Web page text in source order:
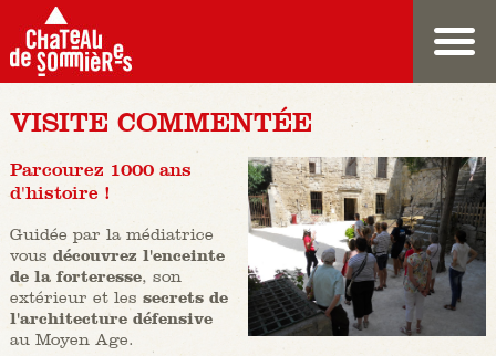
VISITE COMMENTÉE
Parcourez 1000 ans
d'histoire !
Guidée par la médiatrice
vous découvrez l'enceinte
de la forteresse, son
extérieur et les secrets de
l'architecture défensive
au Moyen Age.